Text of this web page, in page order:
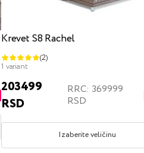
Krevet S8 Rachel
(2)
1 variant
203499
RSD
RRC: 369999
RSD
Izaberite veličinu